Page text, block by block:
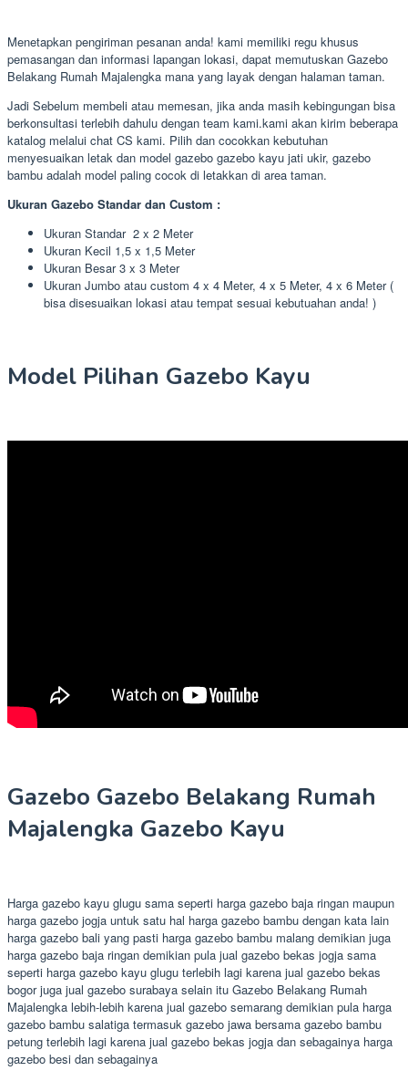
Menetapkan pengiriman pesanan anda! kami memiliki regu khusus
pemasangan dan informasi lapangan lokasi, dapat memutuskan Gazebo
Belakang Rumah Majalengka mana yang layak dengan halaman taman.
Jadi Sebelum membeli atau memesan, jika anda masih kebingungan bisa
berkonsultasi terlebih dahulu dengan team kami.kami akan kirim beberapa
katalog melalui chat CS kami. Pilih dan cocokkan kebutuhan
menyesuaikan letak dan model gazebo gazebo kayu jati ukir, gazebo
bambu adalah model paling cocok di letakkan di area taman.
Ukuran Gazebo Standar dan Custom :
Ukuran Standar 2 x 2 Meter
Ukuran Kecil 1,5 x 1,5 Meter
Ukuran Besar 3 x 3 Meter
Ukuran Jumbo atau custom 4 x 4 Meter, 4 x 5 Meter, 4 x 6 Meter (
bisa disesuaikan lokasi atau tempat sesuai kebutuahan anda! )
Model Pilihan Gazebo Kayu
Gazebo Gazebo Belakang Rumah
Majalengka Gazebo Kayu
Harga gazebo kayu glugu sama seperti harga gazebo baja ringan maupun
harga gazebo jogja untuk satu hal harga gazebo bambu dengan kata lain
harga gazebo bali yang pasti harga gazebo bambu malang demikian juga
harga gazebo baja ringan demikian pula jual gazebo bekas jogja sama
seperti harga gazebo kayu glugu terlebih lagi karena jual gazebo bekas
bogor juga jual gazebo surabaya selain itu Gazebo Belakang Rumah
Majalengka lebih-lebih karena jual gazebo semarang demikian pula harga
gazebo bambu salatiga termasuk gazebo jawa bersama gazebo bambu
petung terlebih lagi karena jual gazebo bekas jogja dan sebagainya harga
gazebo besi dan sebagainya